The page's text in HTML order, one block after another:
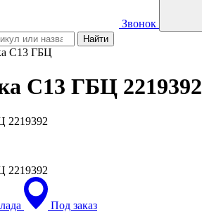
Звонок
С13 ГБЦ
С13 ГБЦ 2219392
2219392
2219392
Под заказ